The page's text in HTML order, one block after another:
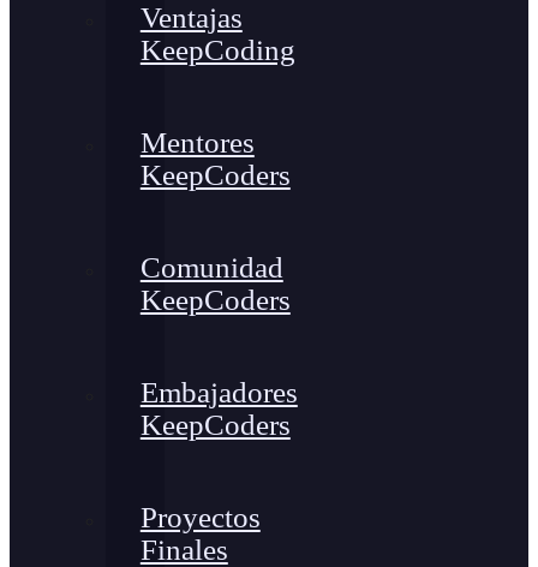
Ventajas
KeepCoding
Mentores
KeepCoders
Comunidad
KeepCoders
Embajadores
KeepCoders
Proyectos
Finales